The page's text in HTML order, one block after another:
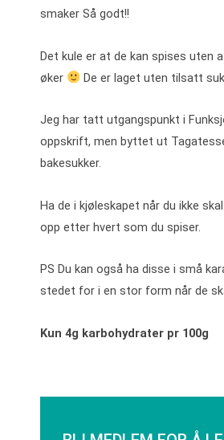
smaker Så godt!!
Det kule er at de kan spises uten
øker
De er laget uten tilsatt
Jeg har tatt utgangspunkt i
oppskrift, men byttet ut
bakesukker.
Ha de i kjøleskapet når du ikke
opp etter hvert som du spiser.
PS Du kan også ha disse i små
stedet for i en stor form når de
Kun 4g karbohydrater pr 100g